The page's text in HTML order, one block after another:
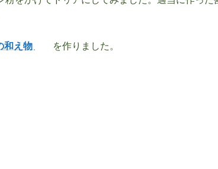
和え物 を作りました。